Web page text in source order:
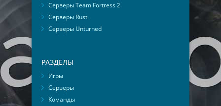
Серверы Team Fortress 2
Серверы Rust
Серверы Unturned
РАЗДЕЛЫ
Игры
Серверы
Команды